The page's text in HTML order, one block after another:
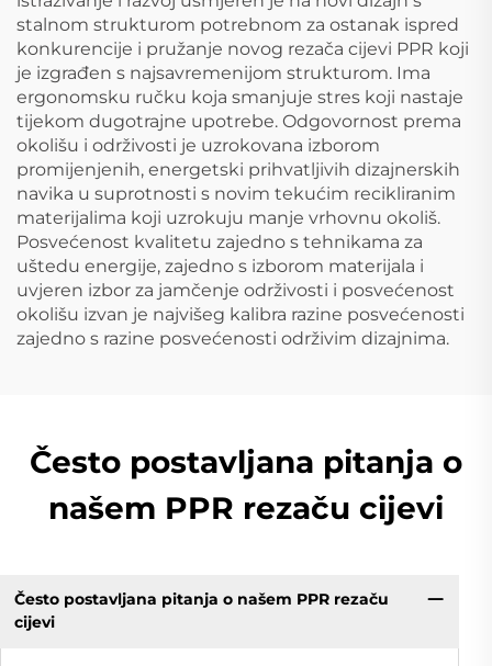
stalnom strukturom potrebnom za ostanak ispred
konkurencije i pružanje novog rezača cijevi PPR koji
je izgrađen s najsavremenijom strukturom. Ima
ergonomsku ručku koja smanjuje stres koji nastaje
tijekom dugotrajne upotrebe. Odgovornost prema
okolišu i održivosti je uzrokovana izborom
promijenjenih, energetski prihvatljivih dizajnerskih
navika u suprotnosti s novim tekućim recikliranim
materijalima koji uzrokuju manje vrhovnu okoliš.
Posvećenost kvalitetu zajedno s tehnikama za
uštedu energije, zajedno s izborom materijala i
uvjeren izbor za jamčenje održivosti i posvećenost
okolišu izvan je najvišeg kalibra razine posvećenosti
zajedno s razine posvećenosti održivim dizajnima.
Često postavljana pitanja o
našem PPR rezaču cijevi
Često postavljana pitanja o našem PPR rezaču
cijevi